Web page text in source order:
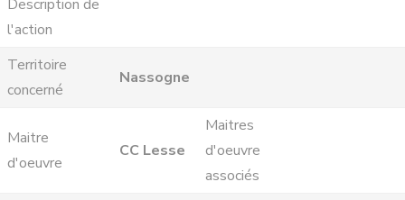
Description de
l'action
Territoire
concerné
Nassogne
Maitre
d'oeuvre
CC Lesse
Maitres
d'oeuvre
associés